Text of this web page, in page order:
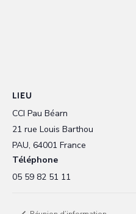
LIEU
CCI Pau Béarn
21 rue Louis Barthou
PAU, 64001 France
Téléphone
05 59 82 51 11